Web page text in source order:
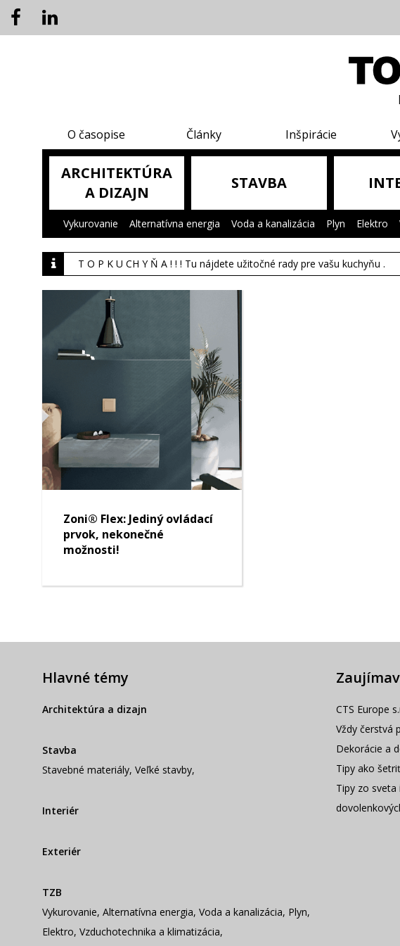
O časopise Články Inšpirácie
ARCHITEKTÚRA
A DIZAJN
STAVBA
Vykurovanie Alternatívna energia Voda a kanalizácia Plyn Elektro
T O P K U CH Y Ň A ! ! ! Tu nájdete užitočné rady pre vašu kuchyňu .
Zoni® Flex: Jediný ovládací
prvok, nekonečné
možnosti!
Hlavné témy
Architektúra a dizajn
Stavba
Stavebné materiály, Veľké stavby,
Interiér
Exteriér
TZB
Vykurovanie, Alternatívna energia, Voda a kanalizácia, Plyn,
Elektro, Vzduchotechnika a klimatizácia,
CTS Europe
Vždy čerstvá
Dekorácie a
Tipy ako
Tipy zo